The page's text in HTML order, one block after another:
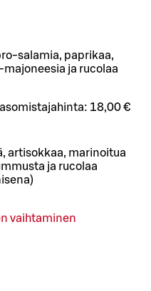
salamia, paprikaa,
ja rucolaa
18,00 €
artisokkaa, marinoitua
ja rucolaa
vaihtaminen